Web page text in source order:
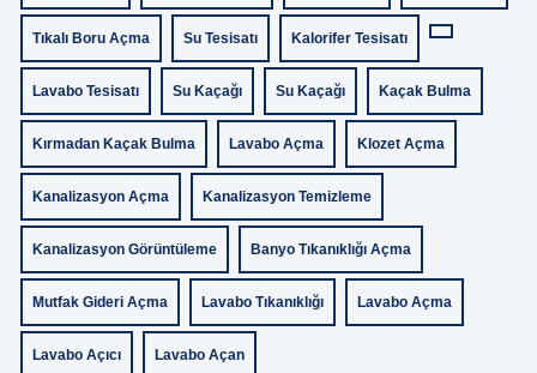
Tıkalı Boru Açma Su Tesisatı Kalorifer Tesisatı
Lavabo Tesisatı Su Kaçağı Su Kaçağı Kaçak Bulma
Kırmadan Kaçak Bulma Lavabo Açma Klozet Açma
Kanalizasyon Açma Kanalizasyon Temizleme
Kanalizasyon Görüntüleme Banyo Tıkanıklığı Açma
Mutfak Gideri Açma Lavabo Tıkanıklığı Lavabo Açma
Lavabo Açıcı Lavabo Açan